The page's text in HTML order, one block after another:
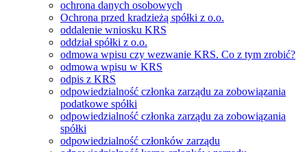
ochrona danych osobowych
Ochrona przed kradzieżą spółki z o.o.
oddalenie wniosku KRS
oddział spółki z o.o.
odmowa wpisu czy wezwanie KRS. Co z tym zrobić?
odmowa wpisu w KRS
odpis z KRS
odpowiedzialność członka zarządu za zobowiązania
podatkowe spółki
odpowiedzialność członka zarządu za zobowiązania
spółki
odpowiedzialność członków zarządu